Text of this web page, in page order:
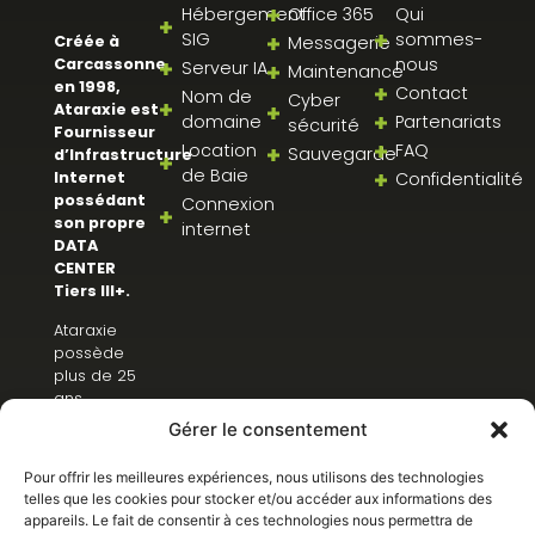
Gérer le consentement
Pour offrir les meilleures expériences, nous utilisons des technologies
telles que les cookies pour stocker et/ou accéder aux informations des
appareils. Le fait de consentir à ces technologies nous permettra de
Créée à
Carcassonne
en 1998,
Ataraxie est
Fournisseur
d’Infrastructure
Internet
possédant
son propre
DATA
CENTER
Tiers III+.
Ataraxie
possède
plus de 25
ans
de serveurs.
Hébergement
SIG
Serveur IA
Nom de
domaine
Location
de Baie
Connexion
internet
Office 365
Messagerie
Maintenance
Cyber
sécurité
Sauvegarde
Qui
sommes-
nous
Contact
Partenariats
FAQ
Confidentialité